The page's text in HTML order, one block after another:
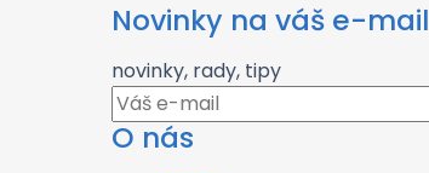
Novinky na váš e-mail
novinky, rady, tipy
O nás